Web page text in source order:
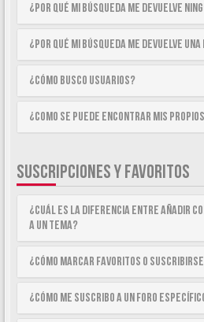
¿Por qué mi búsqueda me devuelve
¿Por qué mi búsqueda me devuelve
¿Cómo busco usuarios?
¿Como se puede encontrar mis
SUSCRIPCIONES Y FAVORITOS
¿Cuál es la diferencia entre añadir
a un tema?
¿Cómo marcar Favoritos o
¿Cómo me suscribo a un foro